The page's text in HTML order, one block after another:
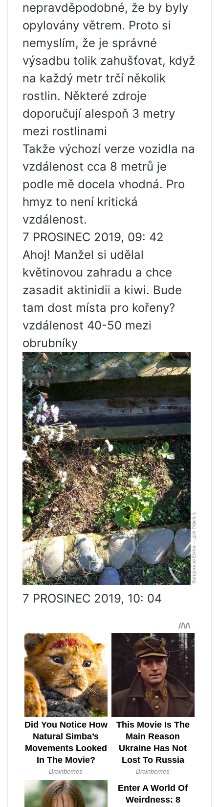
nepravděpodobné, že by byly
opylovány větrem. Proto si
nemyslím, že je správné
výsadbu tolik zahušťovat, když
na každý metr trčí několik
rostlin. Některé zdroje
doporučují alespoň 3 metry
mezi rostlinami
Takže výchozí verze vozidla na
vzdálenost cca 8 metrů je
podle mě docela vhodná. Pro
hmyz to není kritická
vzdálenost.
7 PROSINEC 2019, 09: 42
Ahoj! Manžel si udělal
květinovou zahradu a chce
zasadit aktinidii a kiwi. Bude
tam dost místa pro kořeny?
vzdálenost 40-50 mezi
obrubníky
7 PROSINEC 2019, 10: 04